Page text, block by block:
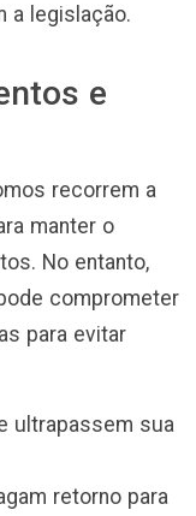
a legislação.
e
recorrem a
manter o
No entanto,
comprometer
para evitar
ultrapassem sua
retorno para